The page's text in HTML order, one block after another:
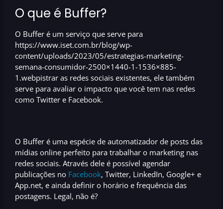
O que é Buffer?
O Buffer é um serviço que serve para
https://www.iset.com.br/blog/wp-
content/uploads/2023/05/estrategias-marketing-
semana-consumidor-2500×1440-1-1536×885-
1.webpistrar as redes sociais existentes, ele também
serve para avaliar o impacto que você tem nas redes
como Twitter e Facebook.
O Buffer é uma espécie de automatizador de posts das
mídias online perfeito para trabalhar o marketing nas
redes sociais. Através dele é possível agendar
publicações no Facebook, Twitter, LinkedIn, Google+ e
App.net, e ainda definir o horário e frequência das
postagens. Legal, não é?